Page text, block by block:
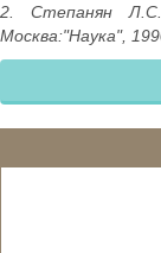
2. Степанян
Москва:"Наука",